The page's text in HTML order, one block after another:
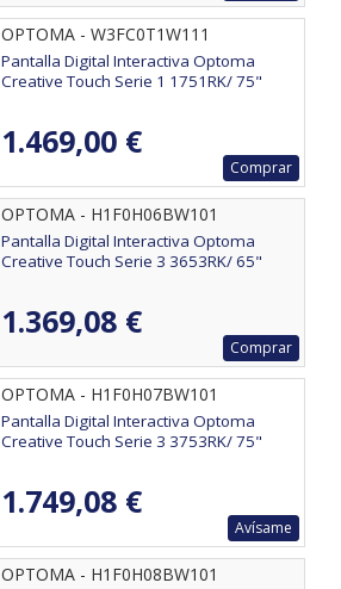
OPTOMA - W3FC0T1W111
Pantalla Digital Interactiva Optoma
Creative Touch Serie 1 1751RK/ 75"
1.469,00 €
Comprar
OPTOMA - H1F0H06BW101
Pantalla Digital Interactiva Optoma
Creative Touch Serie 3 3653RK/ 65"
1.369,08 €
Comprar
OPTOMA - H1F0H07BW101
Pantalla Digital Interactiva Optoma
Creative Touch Serie 3 3753RK/ 75"
1.749,08 €
Avísame
OPTOMA - H1F0H08BW101